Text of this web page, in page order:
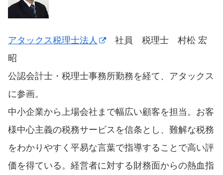
アタックス税理士法人
社員 税理士 村松 宏
昭
公認会計士・税理士事務所勤務を経て、アタックス
に参画。
中小企業から上場会社まで幅広い顧客を担当。お客
様中心主義の税務サービスを信条とし、難解な税務
をわかりやすく平易な言葉で指導することで高い評
価を得ている。経営者に対する財務面からの熱血指